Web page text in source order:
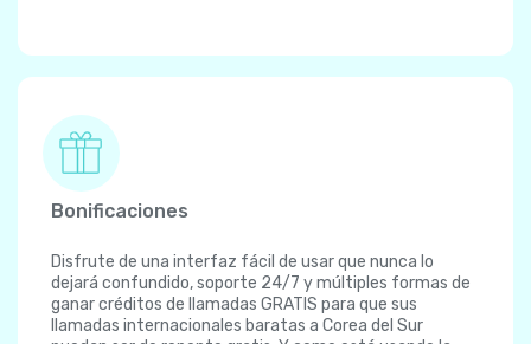
Bonificaciones
Disfrute de una interfaz fácil de usar que nunca lo
dejará confundido, soporte 24/7 y múltiples formas de
ganar créditos de llamadas GRATIS para que sus
llamadas internacionales baratas a Corea del Sur